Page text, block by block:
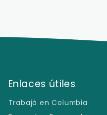
Enlaces útiles
Trabajá en Columbia